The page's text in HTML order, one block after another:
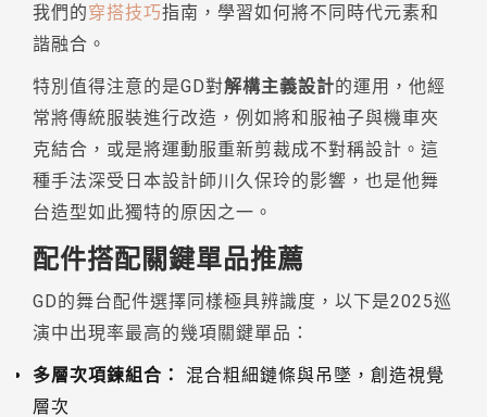
我們的穿搭技巧指南，學習如何將不同時代元素和
諧融合。
特別值得注意的是GD對解構主義設計的運用，他經
常將傳統服裝進行改造，例如將和服袖子與機車夾
克結合，或是將運動服重新剪裁成不對稱設計。這
種手法深受日本設計師川久保玲的影響，也是他舞
台造型如此獨特的原因之一。
配件搭配關鍵單品推薦
GD的舞台配件選擇同樣極具辨識度，以下是2025巡
演中出現率最高的幾項關鍵單品：
多層次項鍊組合：
混合粗細鏈條與吊墜，創造視覺
層次